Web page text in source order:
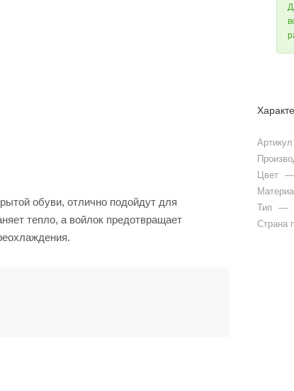
обуви, отлично подойдут для
тепло, а войлок предотвращает
Артикул
Цвет —
Тип
—
Страна